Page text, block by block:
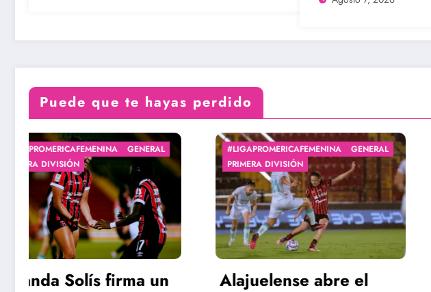
Puede que te hayas perdido
#LIGAPROMERICAFEMENINA
GENERAL
PRIMERA DIVISIÓN
Alajuelense abre el
#ARBITRAJE
#ARBITRASTICASXJS
#LIGAPROMERICAFEMENINA
GENERAL
PRIMERA DIVISIÓN